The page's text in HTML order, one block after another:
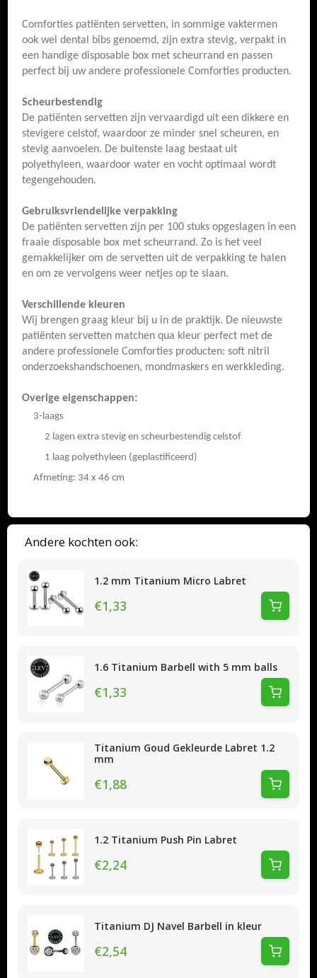
Andere kochten ook:
1.2 mm Titanium Micro Labret
€1,33
1.6 Titanium Barbell with 5 mm balls
€1,33
Titanium Goud Gekleurde Labret 1.2
mm
€1,88
1.2 Titanium Push Pin Labret
€2,24
Titanium DJ Navel Barbell in kleur
€2,54
Comforties patiënten servetten, in sommige vaktermen
ook wel dental bibs genoemd, zijn extra stevig, verpakt in
een handige disposable box met scheurrand en passen
perfect bij uw andere professionele Comforties producten.
Scheurbestendig
De patiënten servetten zijn vervaardigd uit een dikkere en
stevigere celstof, waardoor ze minder snel scheuren, en
stevig aanvoelen. De buitenste laag bestaat uit
polyethyleen, waardoor water en vocht optimaal wordt
tegengehouden.
Gebruiksvriendelijke verpakking
De patiënten servetten zijn per 100 stuks opgeslagen in een
fraaie disposable box met scheurrand. Zo is het veel
gemakkelijker om de servetten uit de verpakking te halen
en om ze vervolgens weer netjes op te slaan.
Verschillende kleuren
Wij brengen graag kleur bij u in de praktijk. De nieuwste
patiënten servetten matchen qua kleur perfect met de
andere professionele Comforties producten: soft nitril
onderzoekshandschoenen, mondmaskers en werkkleding.
Overige eigenschappen:
3-laags
2 lagen extra stevig en scheurbestendig celstof
1 laag polyethyleen (geplastificeerd)
Afmeting: 34 x 46 cm